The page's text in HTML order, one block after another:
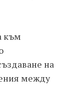
към
на
между